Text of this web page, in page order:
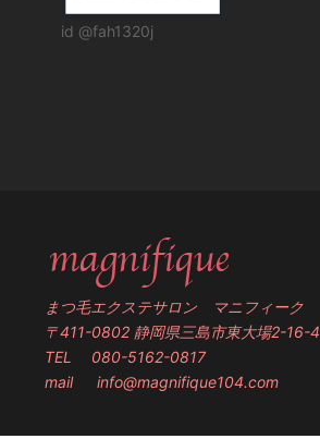
id @fah1320j
まつ毛エクステサロン マニフィーク
〒411-0802 静岡県三島市東大場2-16-4
TEL 080-5162-0817
mail info@magnifique104.com